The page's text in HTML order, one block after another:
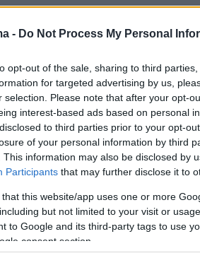
- Do Not Process My Personal
opt-out of the sale, sharing to third
for targeted advertising by us,
selection. Please note that after your opt-
interest-based ads based on personal
to third parties prior to your opt-
of your personal information by third
This information may also be disclosed by
Participants that may further disclose it to
that this website/app uses one or more
but not limited to your visit or
to Google and its third-party tags to use
consent section.
συνεργασίας του
φεστιβάλ θα
African Voices, με
– ανάμεσά τους οι
sets από καλλιτέχνες όπως
και Coco Maria.
Live from the
συνεργασία του
διαδικτυακούς
το Kiosk Radio από
από τη Νέα Υόρκη. Από τις